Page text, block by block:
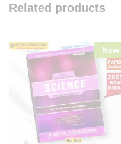
Related products
New